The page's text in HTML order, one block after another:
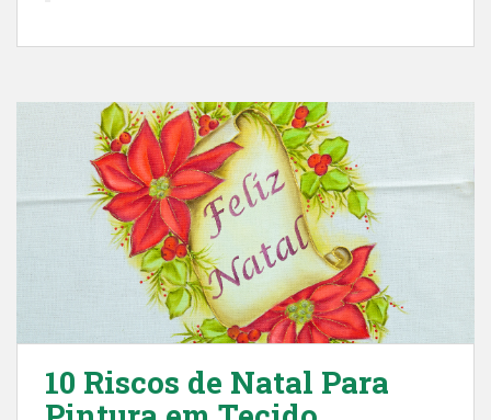
10 Riscos de Natal Para